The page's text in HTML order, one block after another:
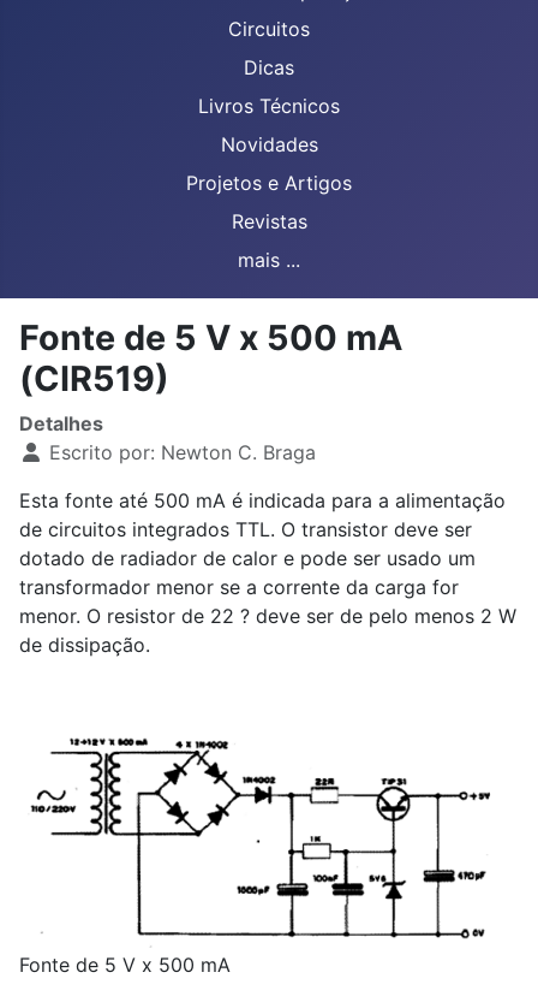
Circuitos
Dicas
Livros Técnicos
Novidades
Projetos e Artigos
Revistas
mais ...
Fonte de 5 V x 500 mA
(CIR519)
Detalhes
Escrito por: Newton C. Braga
Esta fonte até 500 mA é indicada para a alimentação
de circuitos integrados TTL. O transistor deve ser
dotado de radiador de calor e pode ser usado um
transformador menor se a corrente da carga for
menor. O resistor de 22 ? deve ser de pelo menos 2 W
de dissipação.
Fonte de 5 V x 500 mA